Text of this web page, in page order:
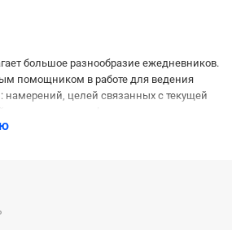
большое разнообразие ежедневников.
помощником в работе для ведения
целей связанных с текущей
настольный вариант, т.к. носить такой